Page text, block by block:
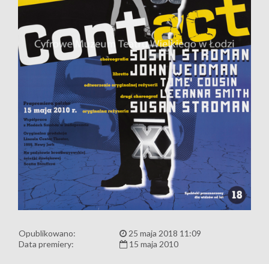
Opublikowano:
25 maja 2018 11:09
Data premiery:
15 maja 2010